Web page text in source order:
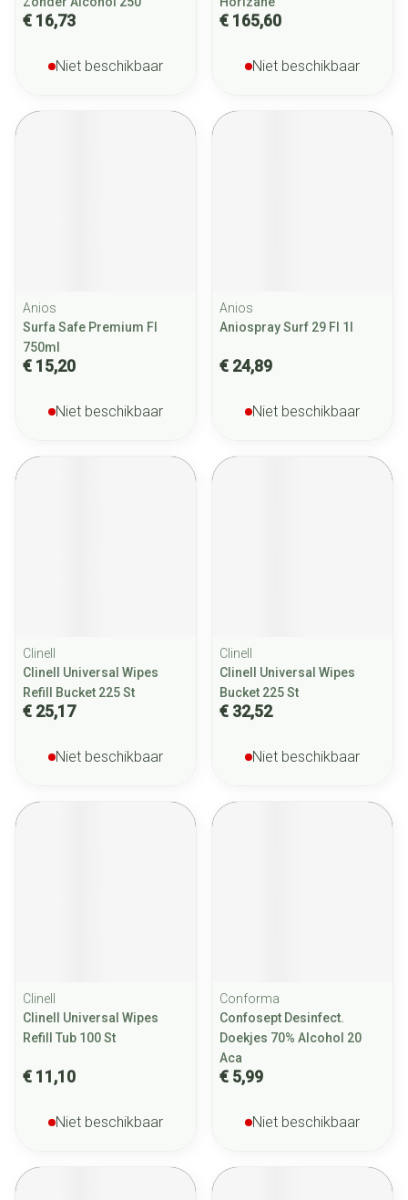
€ 16,73
Niet beschikbaar
€ 165,60
Niet beschikbaar
Anios
Surfa Safe Premium Fl
750ml
€ 15,20
Niet beschikbaar
Anios
Aniospray Surf 29 Fl 1l
€ 24,89
Niet beschikbaar
Clinell
Clinell Universal Wipes
Refill Bucket 225 St
€ 25,17
Niet beschikbaar
Clinell
Clinell Universal Wipes
Bucket 225 St
€ 32,52
Niet beschikbaar
Clinell
Clinell Universal Wipes
Refill Tub 100 St
€ 11,10
Niet beschikbaar
Conforma
Confosept Desinfect.
Doekjes 70% Alcohol 20
Aca
€ 5,99
Niet beschikbaar